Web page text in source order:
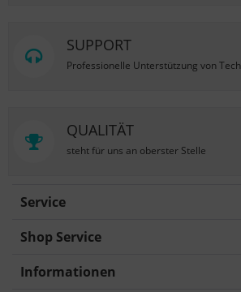
SUPPORT
Professionelle Unterstützung von
QUALITÄT
steht für uns an oberster Stelle
Service
Shop Service
Informationen